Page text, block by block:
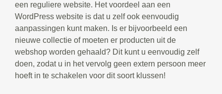
een reguliere website. Het voordeel aan een
WordPress website is dat u zelf ook eenvoudig
aanpassingen kunt maken. Is er bijvoorbeeld een
nieuwe collectie of moeten er producten uit de
webshop worden gehaald? Dit kunt u eenvoudig zelf
doen, zodat u in het vervolg geen extern persoon meer
hoeft in te schakelen voor dit soort klussen!